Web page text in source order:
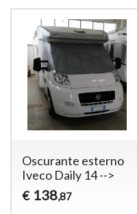
Oscurante esterno
Iveco Daily 14 -->
€ 138,87